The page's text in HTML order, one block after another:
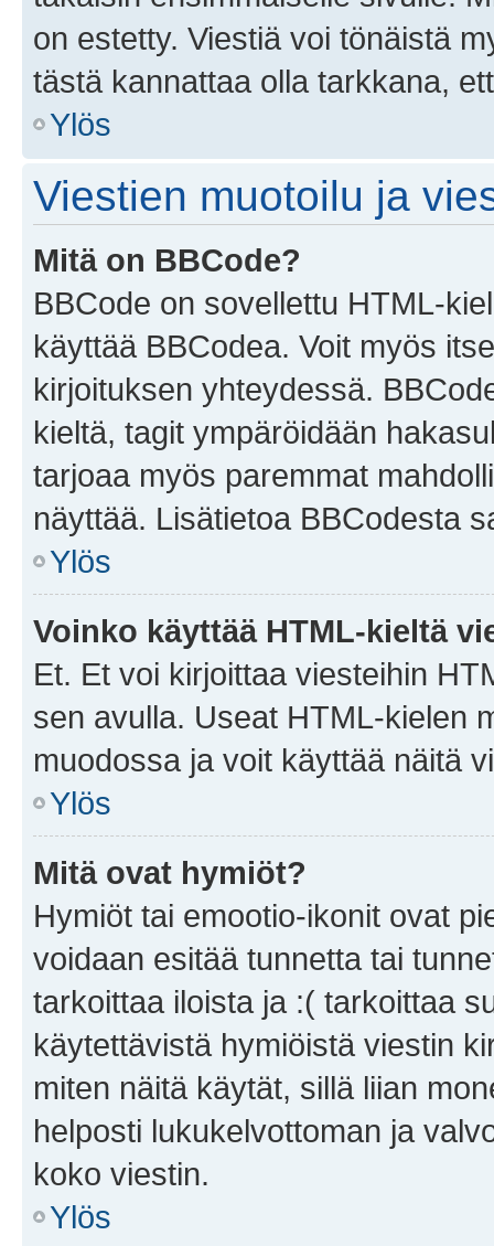
on estetty. Viestiä voi tönäistä
tästä kannattaa olla tarkkana,
Ylös
Viestien muotoilu ja
Mitä on BBCode?
BBCode on sovellettu HTML-
käyttää BBCodea. Voit myös
kirjoituksen yhteydessä.
kieltä, tagit ympäröidään
tarjoaa myös paremmat
näyttää. Lisätietoa BBCodesta
Ylös
Voinko käyttää HTML-kieltä
Et. Et voi kirjoittaa viesteihin
sen avulla. Useat HTML-kielen
muodossa ja voit käyttää näitä
Ylös
Mitä ovat hymiöt?
Hymiöt tai emootio-ikonit ovat
voidaan esitää tunnetta tai
tarkoittaa iloista ja :( tarkoittaa
käytettävistä hymiöistä viestin
miten näitä käytät, sillä liian
helposti lukukelvottoman ja
koko viestin.
Ylös